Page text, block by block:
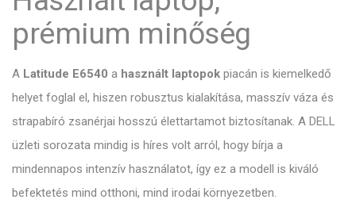
prémium minőség
A Latitude E6540 a használt laptopok piacán is kiemelkedő
helyet foglal el, hiszen robusztus kialakítása, masszív váza és
strapabíró zsanérjai hosszú élettartamot biztosítanak. A DELL
üzleti sorozata mindig is híres volt arról, hogy bírja a
mindennapos intenzív használatot, így ez a modell is kiváló
befektetés mind otthoni, mind irodai környezetben.